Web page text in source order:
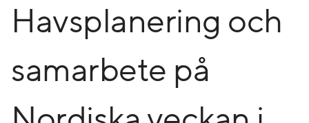
Havsplanering och
samarbete på